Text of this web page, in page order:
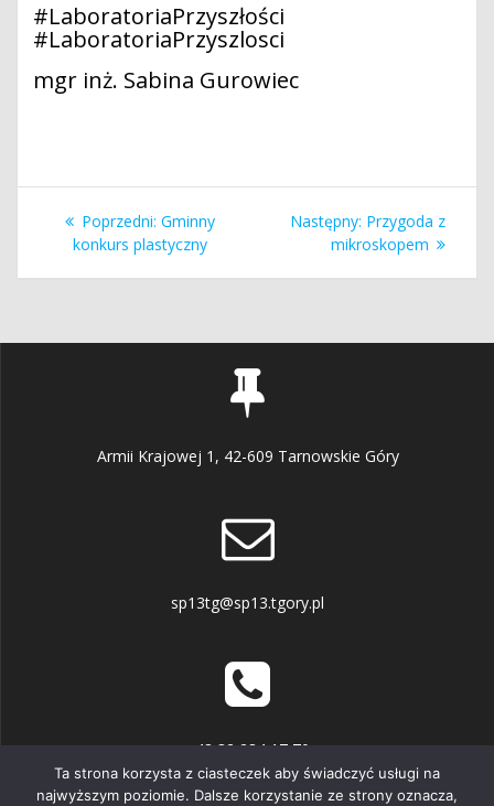
#LaboratoriaPrzyszłości
#LaboratoriaPrzyszlosci
mgr inż. Sabina Gurowiec
Nawigacja
wpisu
Poprzedni: Poprzedni
wpis:
Gminny
konkurs plastyczny
Następny: Następny
wpis:
Przygoda z
mikroskopem
Armii Krajowej 1, 42-609 Tarnowskie Góry
sp13tg@sp13.tgory.pl
+48 32 284 17 70
Ta strona korzysta z ciasteczek aby świadczyć usługi na
najwyższym poziomie. Dalsze korzystanie ze strony oznacza,